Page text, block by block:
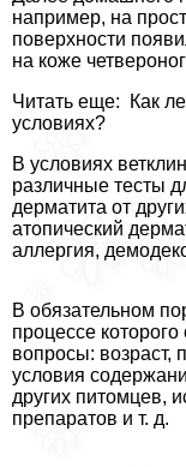
например, на
поверхности
на коже
Читать еще: Как
условиях?
В условиях
различные тесты
дерматита от
атопический
аллергия,
В обязательном
процессе
вопросы: возраст,
условия
других питомцев,
препаратов и т. д.